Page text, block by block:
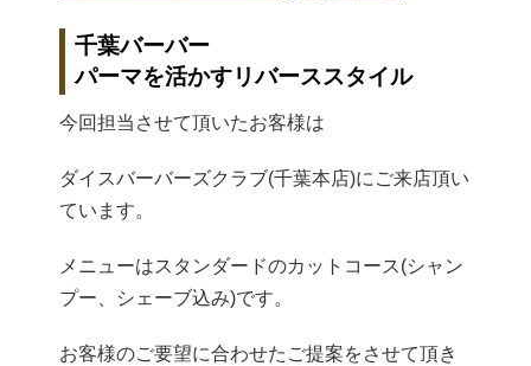
千葉バーバー
パーマを活かすリバーススタイル
今回担当させて頂いたお客様は
ダイスバーバーズクラブ(千葉本店)にご来店頂い
ています。
メニューはスタンダードのカットコース(シャン
プー、シェーブ込み)です。
お客様のご要望に合わせたご提案をさせて頂き